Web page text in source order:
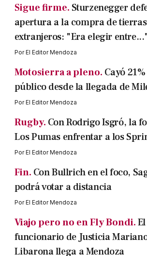
Sigue firme. Sturzenegger
apertura a la compra de
extranjeros: "Era elegir
PorEl Editor Mendoza
Motosierra a pleno. Cayó
público desde la llegada de
PorEl Editor Mendoza
Rugby. Con Rodrigo Isgró, la
Los Pumas enfrentar a los
PorEl Editor Mendoza
Fin. Con Bullrich en el foco,
podrá votar a distancia
PorEl Editor Mendoza
Viajo pero no en Fly Bondi.
funcionario de Justicia
Libarona llega a Mendoza